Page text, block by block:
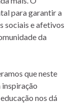
para garantir a
sociais e afetivos
da
que neste
nos dá